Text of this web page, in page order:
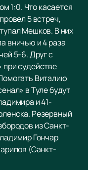
1:0. Что касается
5 встреч,
Мешков. В них
вничью и 4 раза
5-6. Друг с
при судействе
Виталию
в Туле будут
и 41-
Резервный
из Санкт-
Гончар
(Санкт-